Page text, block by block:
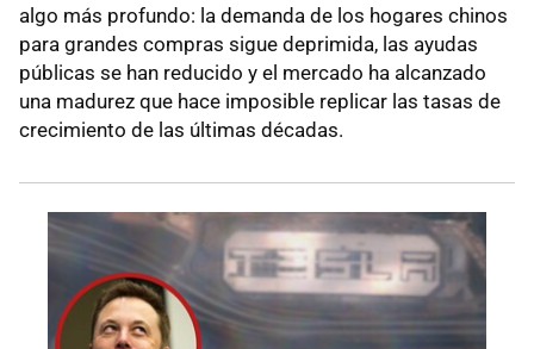
algo más profundo: la demanda de los hogares chinos
para grandes compras sigue deprimida, las ayudas
públicas se han reducido y el mercado ha alcanzado
una madurez que hace imposible replicar las tasas de
crecimiento de las últimas décadas.